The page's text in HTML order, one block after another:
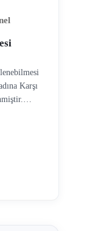
Karşı
takip